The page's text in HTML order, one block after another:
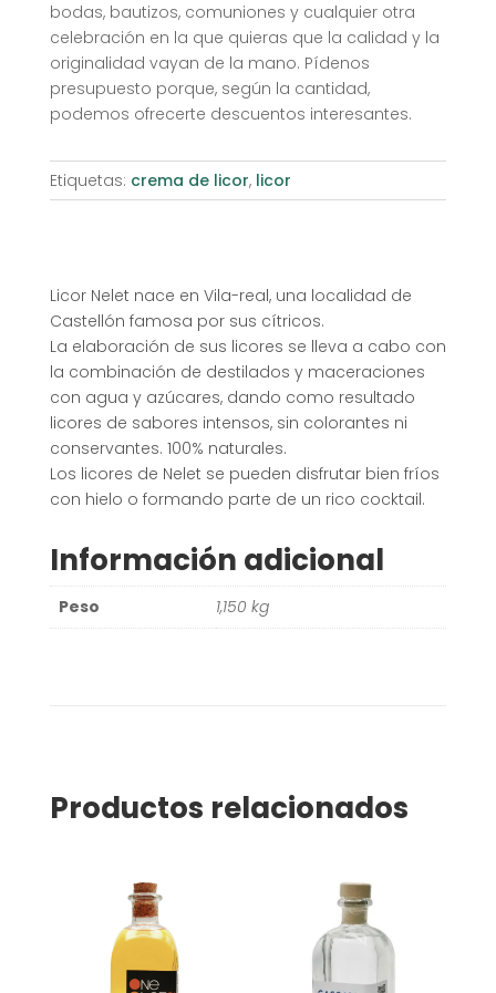
bodas, bautizos, comuniones y cualquier otra
celebración en la que quieras que la calidad y la
originalidad vayan de la mano. Pídenos
presupuesto porque, según la cantidad,
podemos ofrecerte descuentos interesantes.
Etiquetas: crema de licor, licor
Licor Nelet nace en Vila-real, una localidad de
Castellón famosa por sus cítricos.
La elaboración de sus licores se lleva a cabo con
la combinación de destilados y maceraciones
con agua y azúcares, dando como resultado
licores de sabores intensos, sin colorantes ni
conservantes. 100% naturales.
Los licores de Nelet se pueden disfrutar bien fríos
con hielo o formando parte de un rico cocktail.
Información adicional
Peso 1,150 kg
Productos relacionados